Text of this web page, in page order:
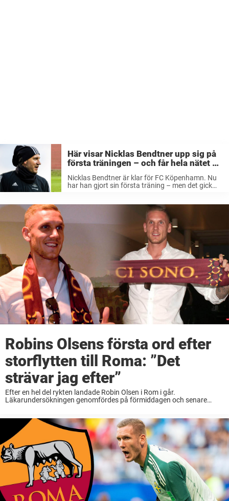
Här visar Nicklas Bendtner upp sig på
första träningen – och får hela nätet att
Nicklas Bendtner är klar för FC Köpenhamn. Nu
har han gjort sin första träning – men det gick
Robins Olsens första ord efter
storflytten till Roma: ”Det
strävar jag efter”
Efter en hel del rykten landade Robin Olsen i Rom i går.
Läkarundersökningen genomfördes på förmiddagen och senare